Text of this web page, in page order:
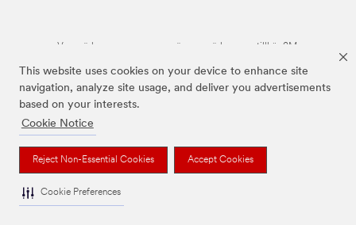
This website uses cookies on your device to enhance site
navigation, analyze site usage, and deliver you advertisements
based on your interests.
Cookie Notice
Reject Non-Essential Cookies Accept Cookies
Cookie Preferences
Varumärken som anges ovan är varumärken som tillhör 3M.